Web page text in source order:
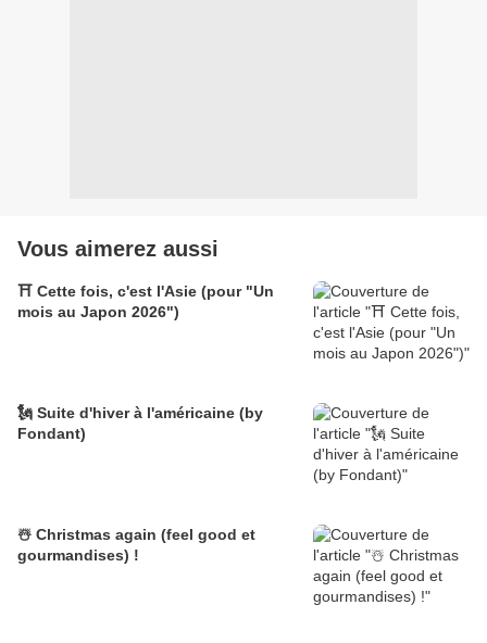
Vous aimerez aussi
⛩️ Cette fois, c'est l'Asie (pour "Un
mois au Japon 2026")
🗽 Suite d'hiver à l'américaine (by
Fondant)
☃️ Christmas again (feel good et
gourmandises) !